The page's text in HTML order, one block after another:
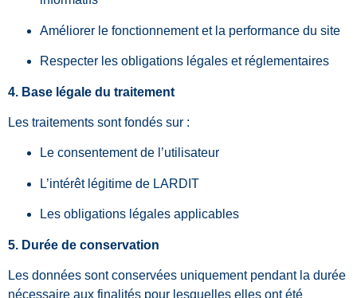
Améliorer le fonctionnement et la performance du site
Respecter les obligations légales et réglementaires
4. Base légale du traitement
Les traitements sont fondés sur :
Le consentement de l’utilisateur
L’intérêt légitime de LARDIT
Les obligations légales applicables
5. Durée de conservation
Les données sont conservées uniquement pendant la durée
nécessaire aux finalités pour lesquelles elles ont été